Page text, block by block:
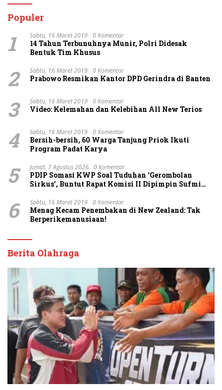
Populer
1 Sabtu, 16 Maret 2019 0 Komentar
14 Tahun Terbunuhnya Munir, Polri Didesak
Bentuk Tim Khusus
2 Sabtu, 16 Maret 2019 0 Komentar
Prabowo Resmikan Kantor DPD Gerindra di Banten
3 Sabtu, 16 Maret 2019 0 Komentar
Video: Kelemahan dan Kelebihan All New Terios
4 Sabtu, 16 Maret 2019 0 Komentar
Bersih-bersih, 60 Warga Tanjung Priok Ikuti
Program Padat Karya
5 Jumat, 7 Agustus 2026 0 Komentar
PDIP Somasi KWP Soal Tuduhan ‘Gerombolan
Sirkus’, Buntut Rapat Komisi II Dipimpin Sufmi
6 Sabtu, 16 Maret 2019 0 Komentar
Menag Kecam Penembakan di New Zealand: Tak
Berperikemanusiaan!
Berita Olahraga